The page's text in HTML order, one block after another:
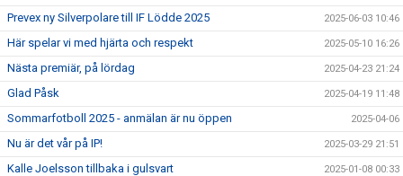
Prevex ny Silverpolare till IF Lödde 2025 2025-06-03 10:46
Här spelar vi med hjärta och respekt 2025-05-10 16:26
Nästa premiär, på lördag 2025-04-23 21:24
Glad Påsk 2025-04-19 11:48
Sommarfotboll 2025 - anmälan är nu öppen 2025-04-06
Nu är det vår på IP! 2025-03-29 21:51
Kalle Joelsson tillbaka i gulsvart 2025-01-08 00:33